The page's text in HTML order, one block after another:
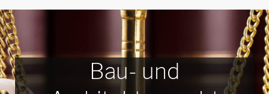
n
B
a
u
Bau- und